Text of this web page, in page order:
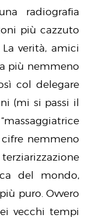
radiografia
più cazzuto
verità, amici
più nemmeno
col delegare
(mi si passi il
nemmeno
del mondo,
puro. Ovvero
vecchi tempi